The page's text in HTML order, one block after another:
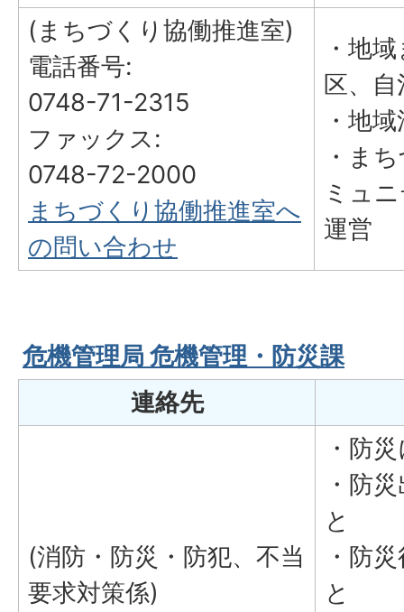
(まちづくり協働推進室)
電話番号:
0748-71-2315
ファックス:
0748-72-2000
まちづくり協働推進室へ
の問い合わせ
・地
区、
・地
・ま
ミュ
運営
危機管理局 危機管理・防災課
連絡先
(消防・防災・防犯、不当
要求対策係)
・防
・防
と
・防
と